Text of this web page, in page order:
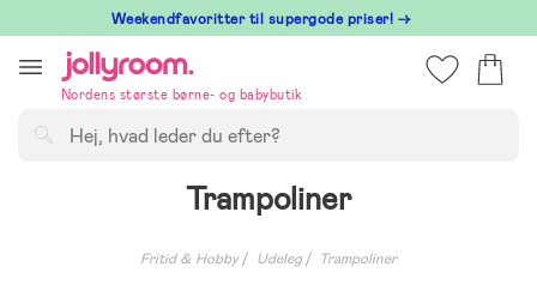
till
innehållet
⁠ Weekendfavoritter til supergode priser! →
Nordens største børne- og babybutik
Trampoliner
Fritid & Hobby Udeleg Trampoliner